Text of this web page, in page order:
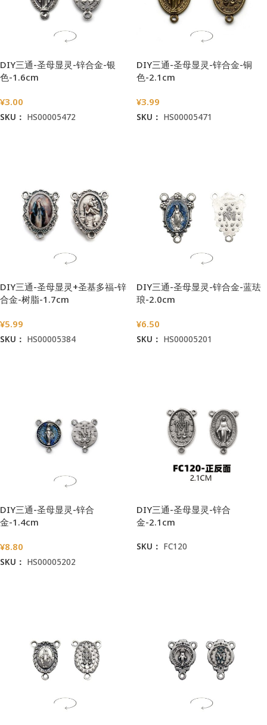
DIY三通-圣母显灵-锌合金-银
色-1.6cm
¥3.00
SKU： HS00005472
DIY三通-圣母显灵-锌合金-铜
色-2.1cm
¥3.99
SKU： HS00005471
DIY三通-圣母显灵+圣基多福-锌
合金-树脂-1.7cm
¥5.99
SKU： HS00005384
DIY三通-圣母显灵-锌合金-蓝珐
琅-2.0cm
¥6.50
SKU： HS00005201
DIY三通-圣母显灵-锌合
金-1.4cm
¥8.80
SKU： HS00005202
DIY三通-圣母显灵-锌合
金-2.1cm
SKU： FC120